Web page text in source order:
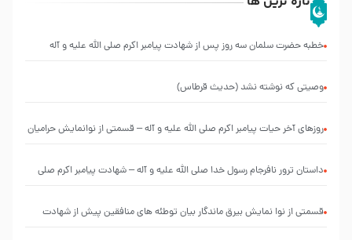
خطبه حضرت سلمان سه روز پس از شهادت پیامبر اکرم صلی الله علیه و آله
وصیتی که نوشته نشد (حدیث قرطاس)
روزهای آخر حیات پیامبر اکرم صلی الله علیه و آله – قسمتی از نوانمایش حرامیان
‌‌‌‌‌‌‌داستان ترور نافرجام رسول خدا صلی الله علیه و آله – شهادت پیامبر اکرم صلی
قسمتی از نوا نمایش بیرق ماندگار بیان توطئه های منافقین پیش از شهادت